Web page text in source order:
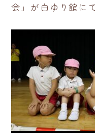
会」が白ゆり館に